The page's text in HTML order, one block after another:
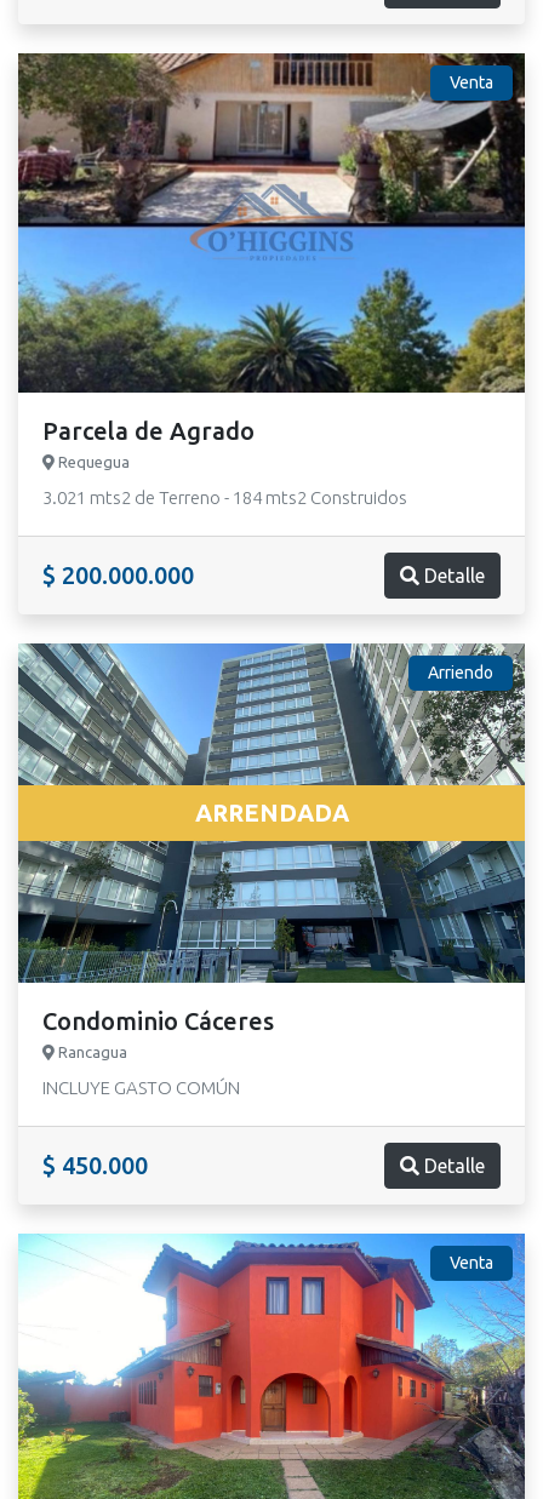
Venta
Parcela de Agrado
Requegua
3.021 mts2 de Terreno - 184 mts2 Construidos
$ 200.000.000 Detalle
Arriendo
ARRENDADA
Condominio Cáceres
Rancagua
INCLUYE GASTO COMÚN
$ 450.000 Detalle
Venta